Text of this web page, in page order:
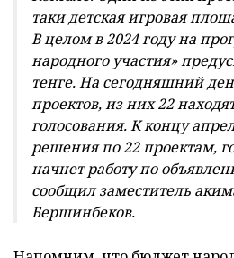
таки детская игровая
В целом в 2024 году на
народного участия»
тенге. На сегодняшний
проектов, из них 22
голосования. К концу
решения по 22 проектам,
начнет работу по
сообщил заместитель
Бершинбеков.